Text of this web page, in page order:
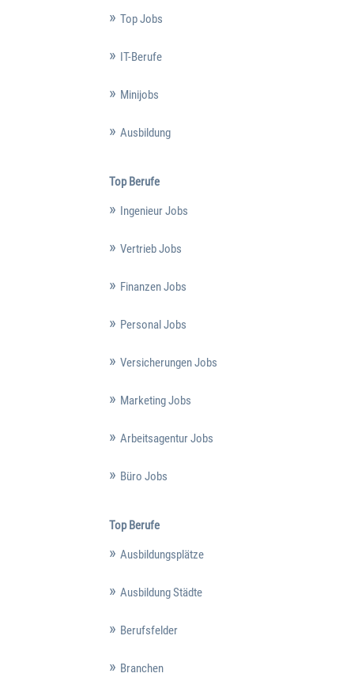
Top Jobs
IT-Berufe
Minijobs
Ausbildung
Top Berufe
Ingenieur Jobs
Vertrieb Jobs
Finanzen Jobs
Personal Jobs
Versicherungen Jobs
Marketing Jobs
Arbeitsagentur Jobs
Büro Jobs
Top Berufe
Ausbildungsplätze
Ausbildung Städte
Berufsfelder
Branchen